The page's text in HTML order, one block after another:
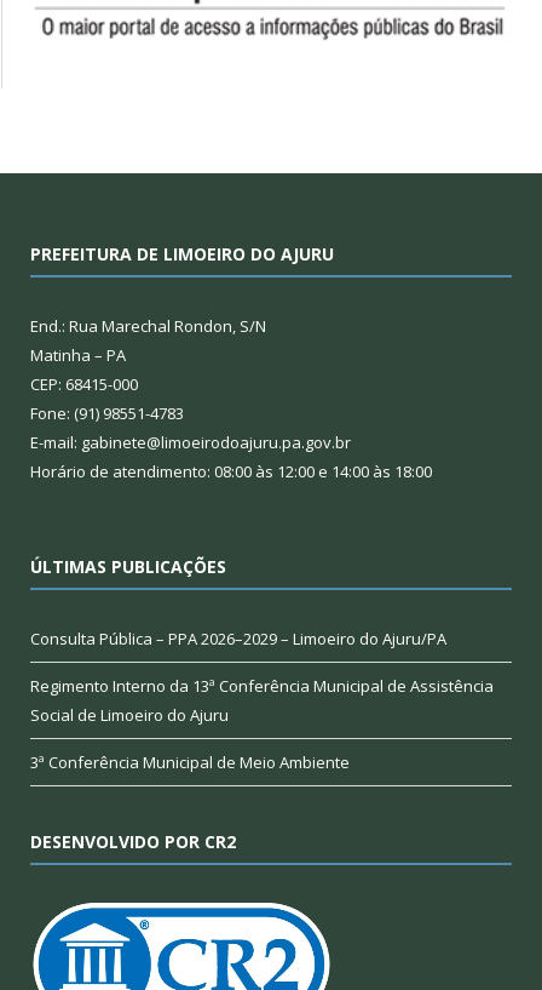
PREFEITURA DE LIMOEIRO DO AJURU
End.: Rua Marechal Rondon, S/N
Matinha – PA
CEP: 68415-000
Fone: (91) 98551-4783
E-mail: gabinete@limoeirodoajuru.pa.gov.br
Horário de atendimento: 08:00 às 12:00 e 14:00 às 18:00
ÚLTIMAS PUBLICAÇÕES
Consulta Pública – PPA 2026–2029 – Limoeiro do Ajuru/PA
Regimento Interno da 13ª Conferência Municipal de Assistência
Social de Limoeiro do Ajuru
3ª Conferência Municipal de Meio Ambiente
DESENVOLVIDO POR CR2